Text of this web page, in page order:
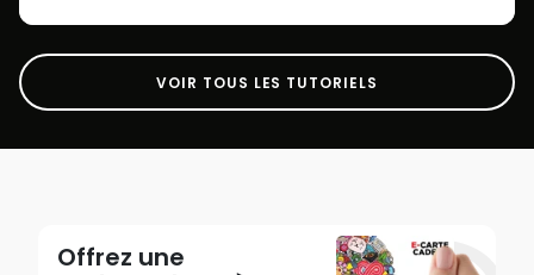
VOIR TOUS LES TUTORIELS
Offrez une